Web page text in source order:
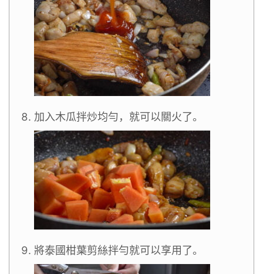
加入木瓜拌炒均勻，就可以關火了。
將泰國柑葉剪絲拌勻就可以享用了。